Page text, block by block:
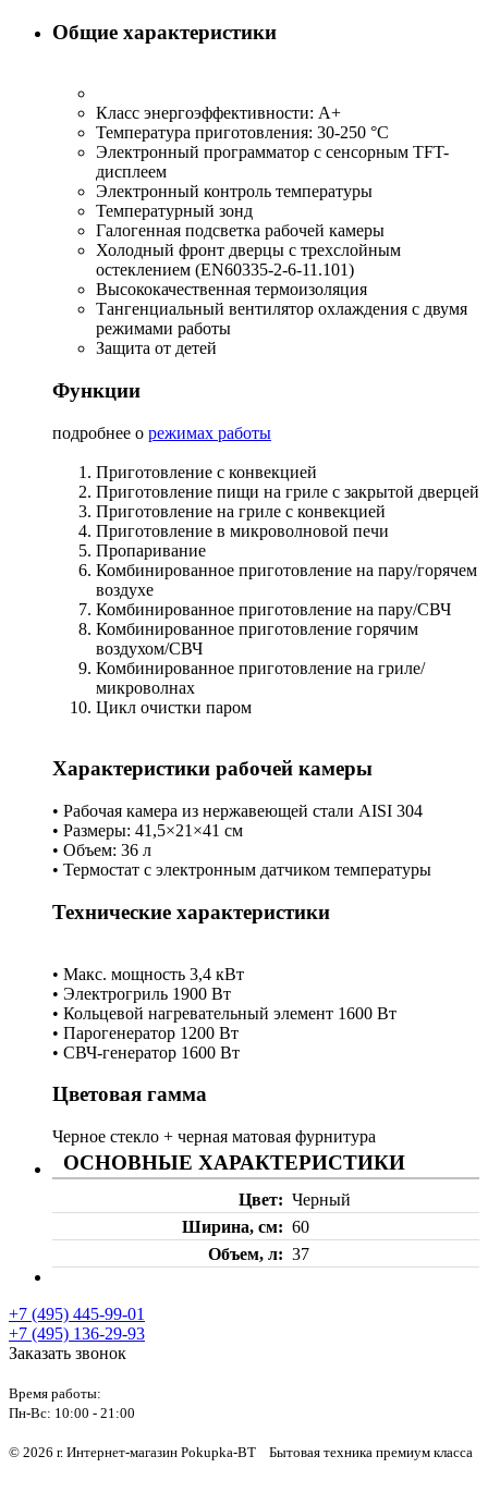
Общие характеристики
Класс энергоэффективности: A+
Температура приготовления: 30-250 °C
Электронный программатор с сенсорным TFT-
дисплеем
Электронный контроль температуры
Температурный зонд
Галогенная подсветка рабочей камеры
Холодный фронт дверцы с трехслойным
остеклением (EN60335-2-6-11.101)
Высококачественная термоизоляция
Тангенциальный вентилятор охлаждения с двумя
режимами работы
Защита от детей
Функции
подробнее о режимах работы
Приготовление с конвекцией
Приготовление пищи на гриле с закрытой дверцей
Приготовление на гриле с конвекцией
Приготовление в микроволновой печи
Пропаривание
Комбинированное приготовление на пару/горячем
воздухе
Комбинированное приготовление на пару/СВЧ
Комбинированное приготовление горячим
воздухом/СВЧ
Комбинированное приготовление на гриле/
микроволнах
Цикл очистки паром
Характеристики рабочей камеры
• Рабочая камера из нержавеющей стали AISI 304
• Размеры: 41,5×21×41 см
• Объем: 36 л
• Термостат с электронным датчиком температуры
Технические характеристики
• Макс. мощность 3,4 кВт
• Электрогриль 1900 Вт
• Кольцевой нагревательный элемент 1600 Вт
• Парогенератор 1200 Вт
• СВЧ-генератор 1600 Вт
Цветовая гамма
Черное стекло + черная матовая фурнитура
ОСНОВНЫЕ ХАРАКТЕРИСТИКИ
Цвет
Черный
Ширина, см
60
Объем, л
37
+7 (495) 445-99-01
+7 (495) 136-29-93
Заказать звонок
Время работы:
Пн-Вс: 10:00 - 21:00
© 2026 г. Интернет-магазин Pokupka-BT Бытовая техника премиум класса